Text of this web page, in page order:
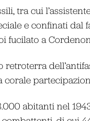
tra cui
e confinati dal
fucilato a
retroterra
corale
abitanti nel